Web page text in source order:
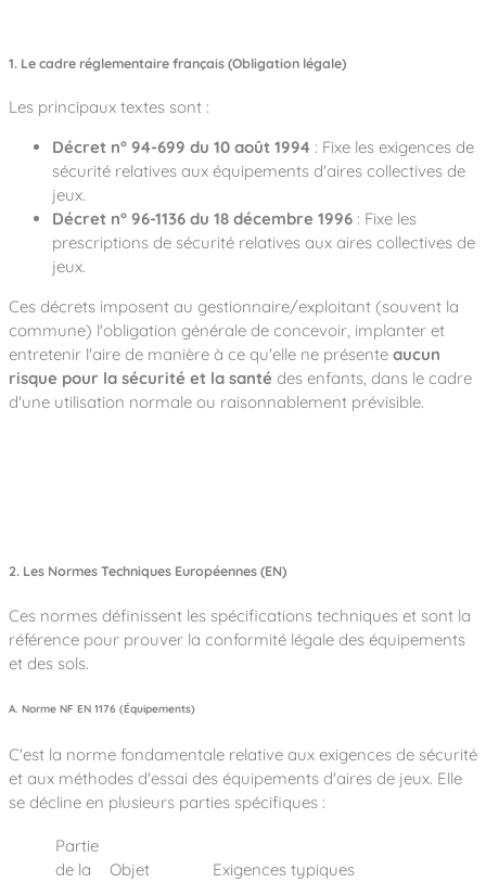
1. Le cadre réglementaire français (Obligation légale)
Les principaux textes sont :
Décret n° 94-699 du 10 août 1994 : Fixe les exigences de
sécurité relatives aux équipements d'aires collectives de
jeux.
Décret n° 96-1136 du 18 décembre 1996 : Fixe les
prescriptions de sécurité relatives aux aires collectives de
jeux.
Ces décrets imposent au gestionnaire/exploitant (souvent la
commune) l'obligation générale de concevoir, implanter et
entretenir l'aire de manière à ce qu'elle ne présente aucun
risque pour la sécurité et la santé des enfants, dans le cadre
d'une utilisation normale ou raisonnablement prévisible.
2. Les Normes Techniques Européennes (EN)
Ces normes définissent les spécifications techniques et sont la
référence pour prouver la conformité légale des équipements
et des sols.
A. Norme NF EN 1176 (Équipements)
C'est la norme fondamentale relative aux exigences de sécurité
et aux méthodes d'essai des équipements d'aires de jeux. Elle
se décline en plusieurs parties spécifiques :
Partie
de la
Objet Exigences typiques